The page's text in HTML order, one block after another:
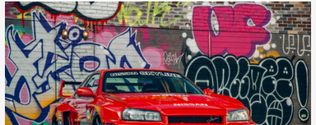
LB-
Silhouette
WORKS
NISSAN
SKYLINE
ER34
Full
Complete